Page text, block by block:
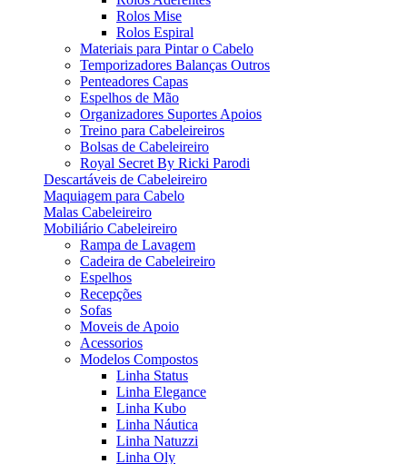
Rolos Mise
Rolos Espiral
Materiais para Pintar o Cabelo
Temporizadores Balanças Outros
Penteadores Capas
Espelhos de Mão
Organizadores Suportes Apoios
Treino para Cabeleireiros
Bolsas de Cabeleireiro
Royal Secret By Ricki Parodi
Descartáveis de Cabeleireiro
Maquiagem para Cabelo
Malas Cabeleireiro
Mobiliário Cabeleireiro
Rampa de Lavagem
Cadeira de Cabeleireiro
Espelhos
Recepções
Sofas
Moveis de Apoio
Acessorios
Modelos Compostos
Linha Status
Linha Elegance
Linha Kubo
Linha Náutica
Linha Natuzzi
Linha Oly